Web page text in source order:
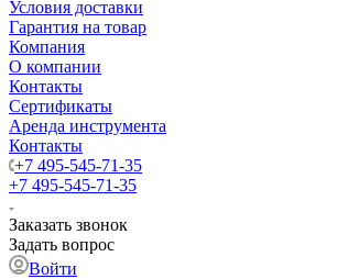
Условия доставки
Гарантия на товар
Компания
О компании
Контакты
Сертификаты
Аренда инструмента
Контакты
+7 495-545-71-35
+7 495-545-71-35
Заказать звонок
Задать вопрос
Войти